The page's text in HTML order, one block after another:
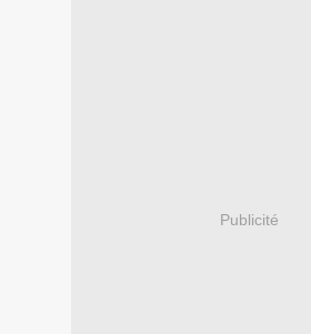
Publicité